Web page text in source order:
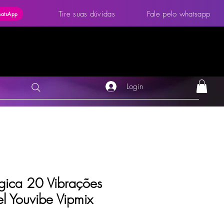
Tire suas dúvidas Fale pelo whatsapp
Login
20 Vibrações
Youvibe Vipmix